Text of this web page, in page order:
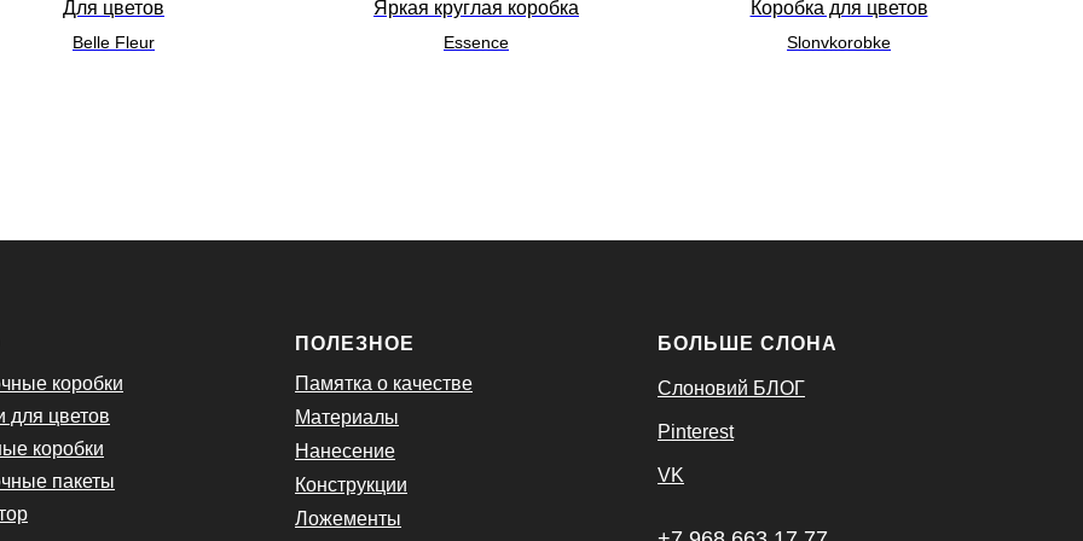
Для цветов
Belle Fleur
Яркая круглая коробка
Essence
Коробка для цветов
Slonvkorobke
коробки
для цветов
коробки
пакеты
ПОЛЕЗНОЕ
Памятка о качестве
Материалы
Нанесение
Конструкции
Ложементы
БОЛЬШЕ СЛОНА
Слоновий БЛОГ
Pinterest
VK